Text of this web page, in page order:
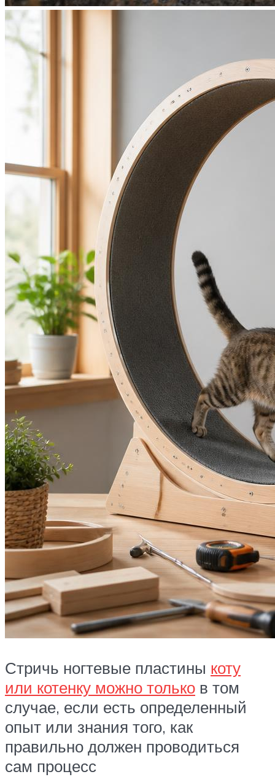
Стричь ногтевые пластины коту
или котенку можно только в том
случае, если есть определенный
опыт или знания того, как
правильно должен проводиться
сам процесс